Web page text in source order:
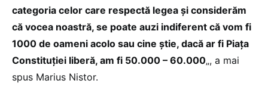
categoria celor care respectă legea și considerăm
că vocea noastră, se poate auzi indiferent că vom fi
1000 de oameni acolo sau cine știe, dacă ar fi Piața
Constituției liberă, am fi 50.000 – 60.000„, a mai
spus Marius Nistor.